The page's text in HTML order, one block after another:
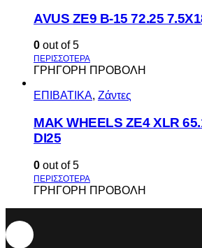
AVUS ΖΕ9 Β-15 72.25
0 out of 5
ΓΡΗΓΟΡΗ ΠΡΟΒΟΛΗ
ΕΠΙΒΑΤΙΚΑ, Ζάντες
MAK WHEELS ΖΕ4 XLR
DI25
0 out of 5
ΓΡΗΓΟΡΗ ΠΡΟΒΟΛΗ